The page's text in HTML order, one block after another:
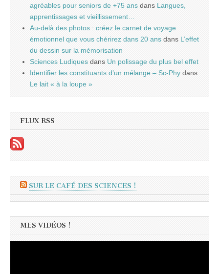
agréables pour seniors de +75 ans dans Langues,
apprentissages et vieillissement…
Au-delà des photos : créez le carnet de voyage
émotionnel que vous chérirez dans 20 ans dans L’effet
du dessin sur la mémorisation
Sciences Ludiques dans Un polissage du plus bel effet
Identifier les constituants d’un mélange – Sc-Phy dans
Le lait « à la loupe »
FLUX RSS
SUR LE CAFÉ DES SCIENCES !
MES VIDÉOS !